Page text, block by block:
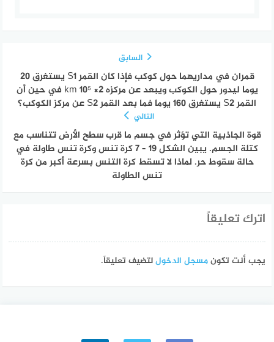
السابق
قمران في مداريهما حول كوكب فإذا كان القمر S1 يستغرق 20
يوما ليدور حول الكوكب ويبعد عن مركزه 2× 10⁵ km في حين أن
القمر S2 يستغرق 160 يوما فما بعد القمر S2 عن مركز الكوكب؟
التالي
قوة الجاذبية التي تؤثر في جسم ما قرب سطح الأرض تتناسب مع
كتلة الجسم. يبين الشكل 19 – 7 كرة تنس وكرة تنس طاولة في
حالة سقوط حر. لماذا لا تسقط كرة التنس بسرعة أكبر من كرة
تنس الطاولة
اترك تعليقاً
يجب أنت تكونمسجل الدخوللتضيف تعليقاً.